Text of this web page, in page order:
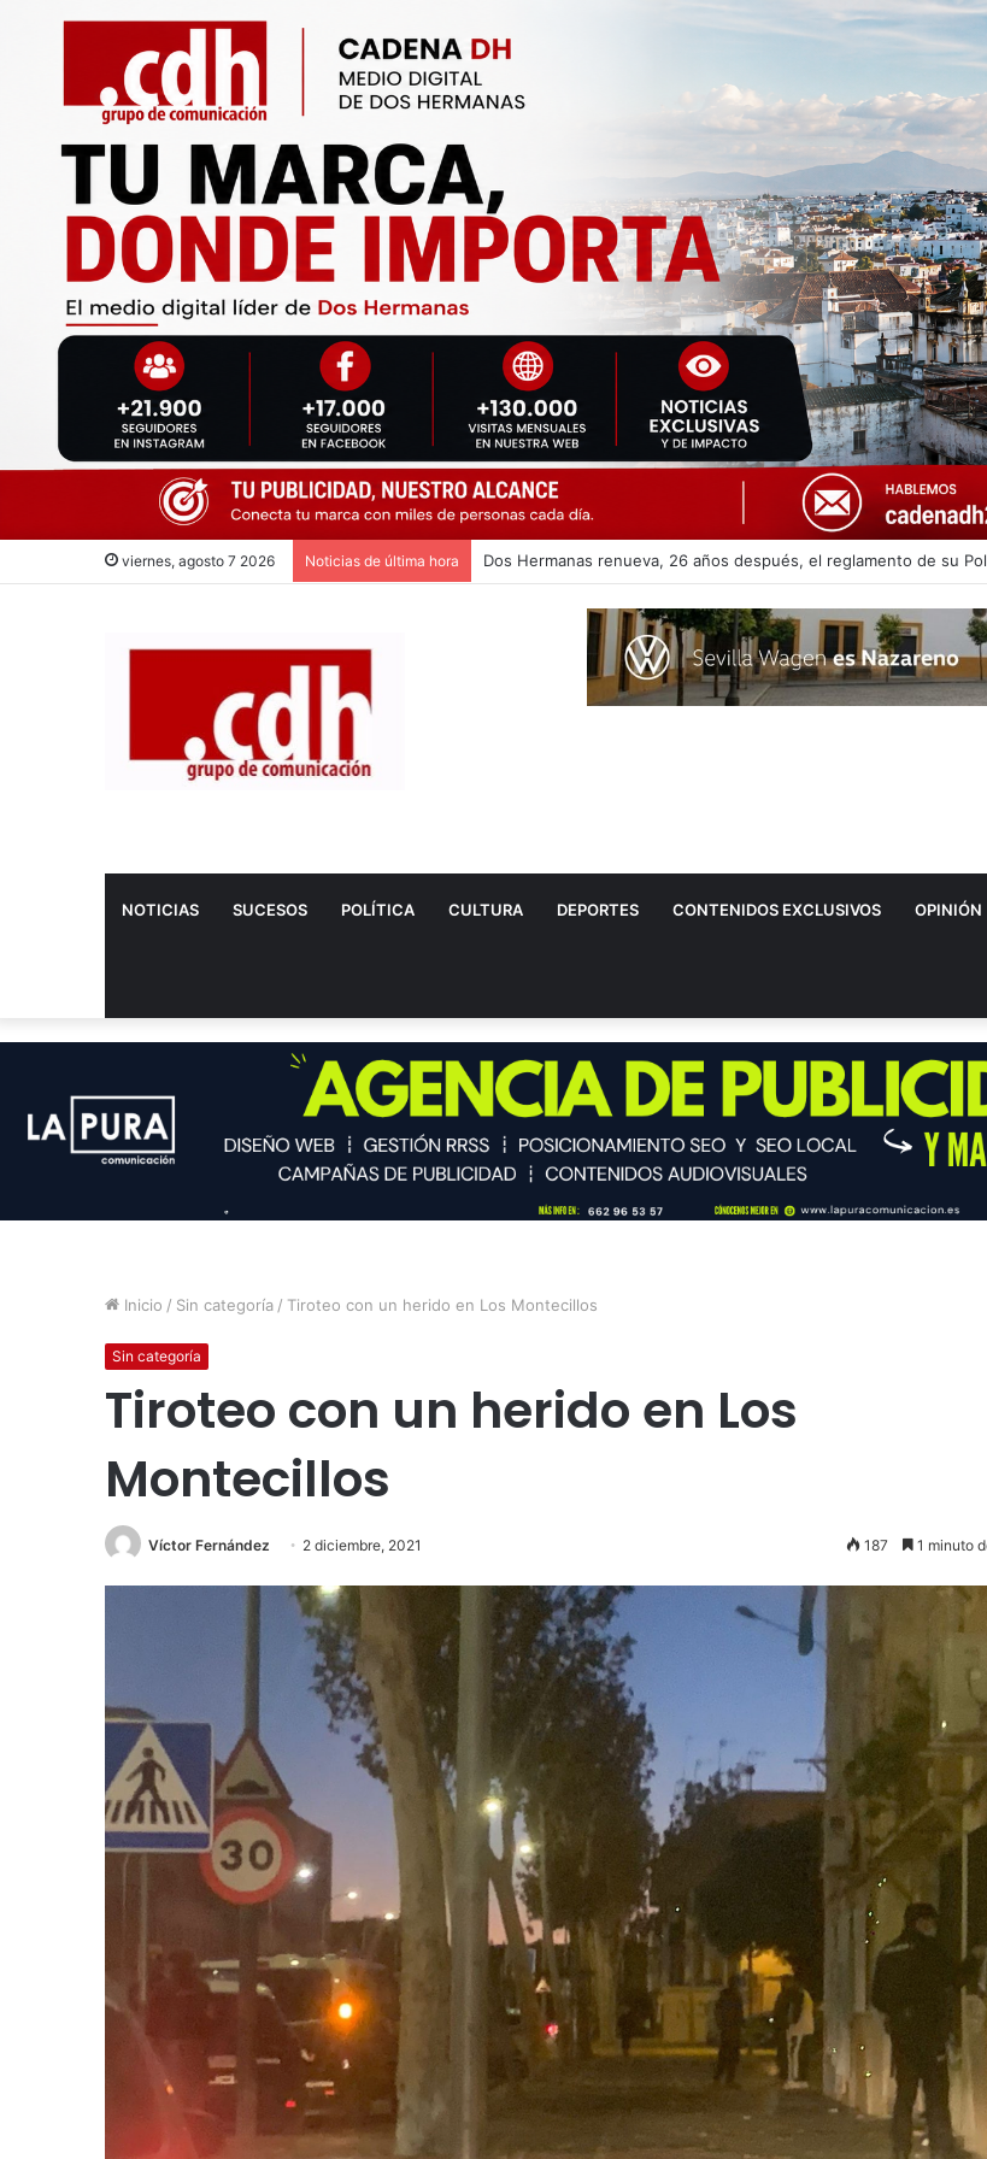
viernes, agosto 7 2026 Noticias de última hora Nerea Tovar propone instalar más fuentes de agua potable en Dos
NOTICIAS SUCESOS POLÍTICA CULTURA DEPORTES CONTENIDOS EXCLUSIVOS OPINIÓN
Inicio / Sin categoría / Tiroteo con un herido en Los Montecillos
Sin categoría
Tiroteo con un herido en Los
Montecillos
Víctor Fernández 2 diciembre, 2021 187 1 minuto